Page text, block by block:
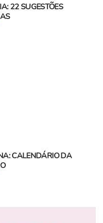
22 SUGESTÕES
CALENDÁRIO DA